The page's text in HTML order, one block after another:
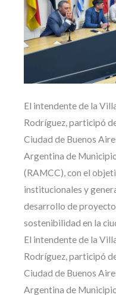
El intendente de la
Rodríguez, participó
Ciudad de Buenos
Argentina de
(RAMCC), con el
institucionales y
desarrollo de
sostenibilidad en la
El intendente de la
Rodríguez, participó
Ciudad de Buenos
Argentina de